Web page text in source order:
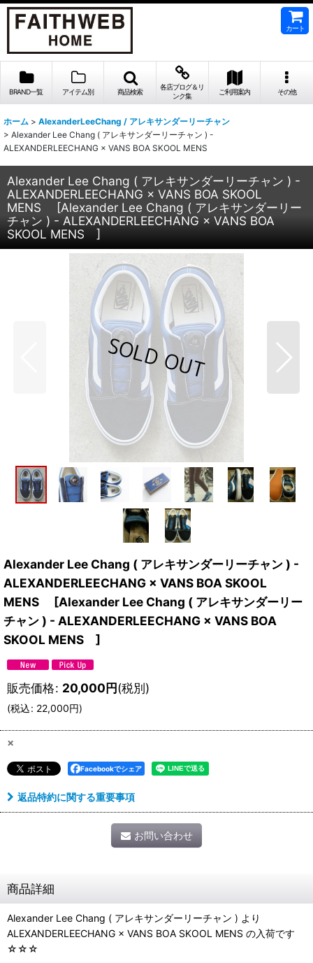
カート
BRAND一覧 アイテム別 商品検索
各店ブログ＆リ
ンク集
ご利用案内 その他
ホーム > AlexanderLeeChang / アレキサンダーリーチャン
> Alexander Lee Chang ( アレキサンダーリーチャン ) -
ALEXANDERLEECHANG × VANS BOA SKOOL MENS
Alexander Lee Chang ( アレキサンダーリーチャン ) -
ALEXANDERLEECHANG × VANS BOA SKOOL
MENS
[Alexander Lee Chang ( アレキサンダーリー
チャン ) - ALEXANDERLEECHANG × VANS BOA
SKOOL MENS ]
Alexander Lee Chang ( アレキサンダーリーチャン ) -
ALEXANDERLEECHANG × VANS BOA SKOOL
MENS
[Alexander Lee Chang ( アレキサンダーリー
チャン ) - ALEXANDERLEECHANG × VANS BOA
SKOOL MENS ]
販売価格: 20,000円(税別)
(税込: 22,000円)
×
Facebookでシェア
返品特約に関する重要事項
お問い合わせ
商品詳細
Alexander Lee Chang ( アレキサンダーリーチャン ) より
ALEXANDERLEECHANG × VANS BOA SKOOL MENS の入荷です
☆☆☆